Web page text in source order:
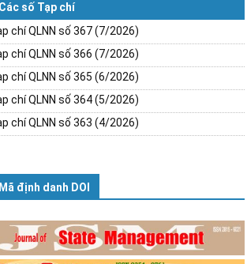
số Tạp chí
chí QLNN số 367 (7/2026)
chí QLNN số 366 (7/2026)
chí QLNN số 365 (6/2026)
chí QLNN số 364 (5/2026)
chí QLNN số 363 (4/2026)
định danh DOI